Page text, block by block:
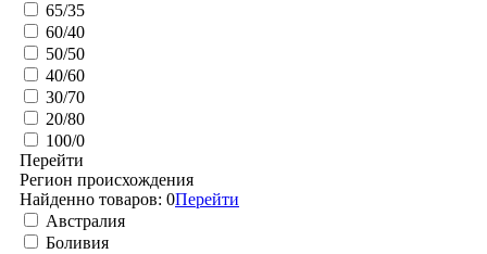
65/35
60/40
50/50
40/60
30/70
20/80
100/0
Перейти
Регион происхождения
Найденно товаров: 0Перейти
Австралия
Боливия